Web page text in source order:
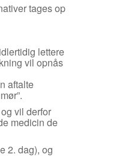
tages op
lettere
vil opnås
aftalte
vil derfor
medicin de
2. dag), og